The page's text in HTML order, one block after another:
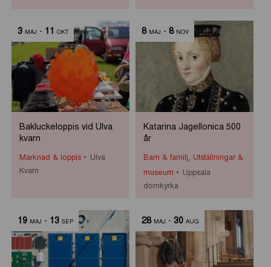
3 MAJ - 11 OKT
Bakluckeloppis vid Ulva
kvarn
Marknad & loppis
Ulva
Kvarn
8 MAJ - 8 NOV
Katarina Jagellonica 500
år
Barn & familj Utställningar &
museum
Uppsala
domkyrka
19 MAJ - 13 SEP 28 MAJ - 30 AUG